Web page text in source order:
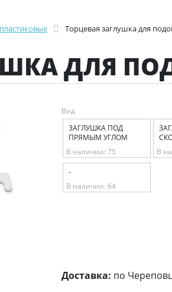
Торцевая заглушка для
ДЛЯ
Вид
ЗАГЛУШКА ПОД
ПРЯМЫМ УГЛОМ
В наличии: 75
В
-
В наличии: 64
Доставка: по